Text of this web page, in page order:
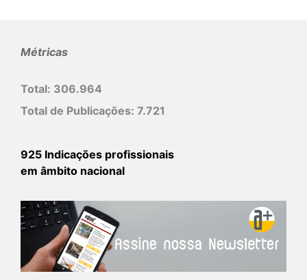
Métricas
Total: 306.964
Total de Publicações: 7.721
925 Indicações profissionais
em âmbito nacional